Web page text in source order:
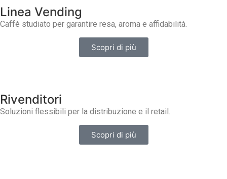
Linea Vending
Caffè studiato per garantire resa, aroma e affidabilità.
Scopri di più
Rivenditori
Soluzioni flessibili per la distribuzione e il retail.
Scopri di più